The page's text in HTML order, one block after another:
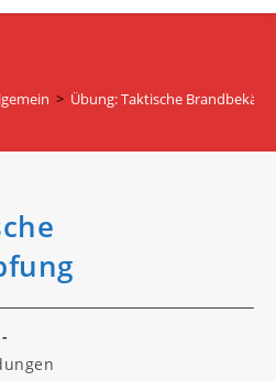
> Übung: Taktische